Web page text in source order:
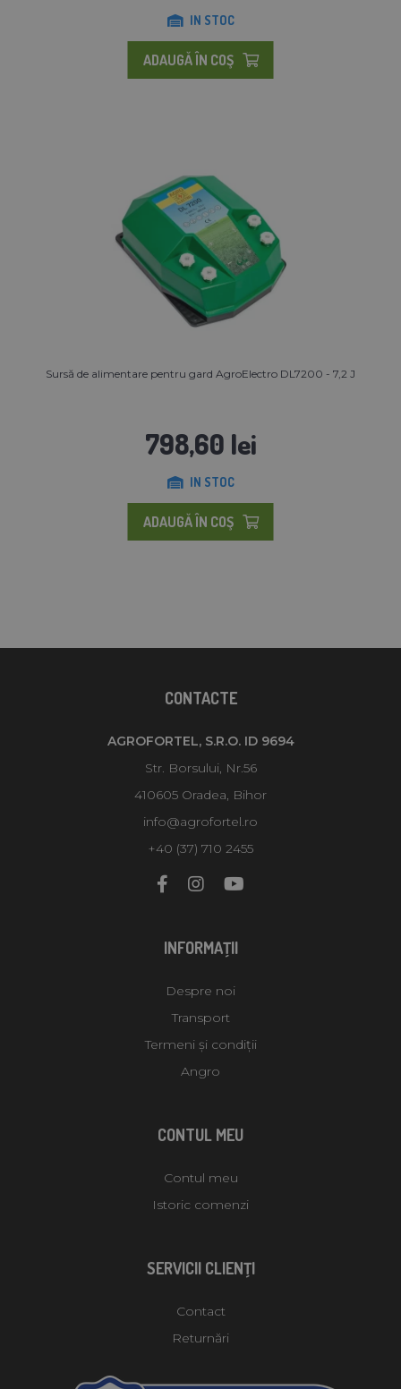
IN STOC
ADAUGĂ ÎN COŞ
Sursă de alimentare pentru gard AgroElectro DL7200 - 7,2 J
798,60 lei
IN STOC
ADAUGĂ ÎN COŞ
CONTACTE
AGROFORTEL, S.R.O. ID 9694
Str. Borsului, Nr.56
410605 Oradea, Bihor
info@agrofortel.ro
+40 (37) 710 2455
INFORMAŢII
Despre noi
Transport
Termeni și condiții
Angro
CONTUL MEU
Contul meu
Istoric comenzi
SERVICII CLIENŢI
Contact
Returnări